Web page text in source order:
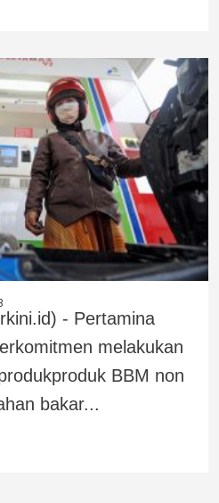
- Pertamina
melakukan
BBM non
bakar...